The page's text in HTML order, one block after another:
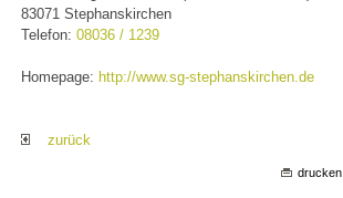
83071 Stephanskirchen
Telefon:08036 / 1239
Homepage: http://www.sg-stephanskirchen.de
zurück
drucken